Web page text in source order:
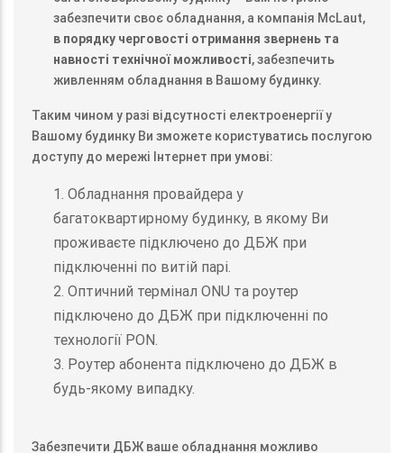
забезпечити своє обладнання, а компанія McLaut,
в порядку черговості отримання звернень та
навності технічної можливості, забезпечить
живленням обладнання в Вашому будинку.
Таким чином у разі відсутності електроенергії у
Вашому будинку Ви зможете користуватись послугою
доступу до мережі Інтернет при умові:
1. Обладнання провайдера у
багатоквартирному будинку, в якому Ви
проживаєте підключено до ДБЖ при
підключенні по витій парі.
2. Оптичний термінал ONU та роутер
підключено до ДБЖ при підключенні по
технології PON.
3. Роутер абонента підключено до ДБЖ в
будь-якому випадку.
Забезпечити ДБЖ ваше обладнання можливо